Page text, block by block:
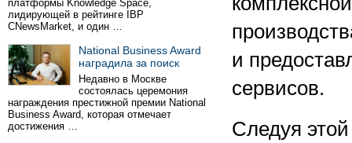
платформы Knowledge Space,
лидирующей в рейтинге IBP
CNewsMarket, и один …
National Business Award
наградила за поиск
Недавно в Москве
состоялась церемония
награждения престижной премии National
Business Award, которая отмечает
достижения …
и
сервисов.
Следуя